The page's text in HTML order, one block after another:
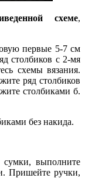
схеме,
первые 5-7 см
столбиков с 2-мя
схемы вязания.
ряд столбиков
столбиками б.
без накида.
выполните
Пришейте ручки,